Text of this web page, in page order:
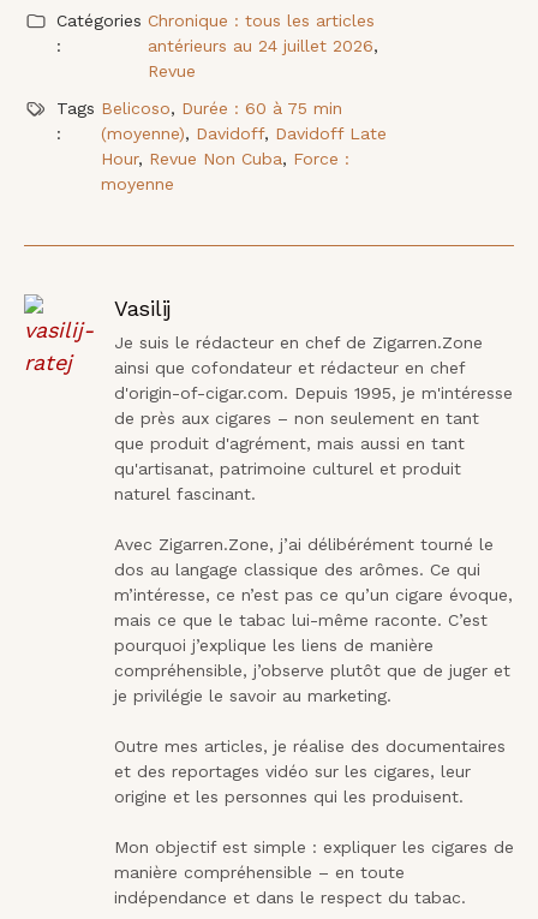
Catégories
:
Chronique : tous les articles
antérieurs au 24 juillet 2026,
Revue
Tags
:
Belicoso, Durée : 60 à 75 min
(moyenne), Davidoff, Davidoff Late
Hour, Revue Non Cuba, Force :
moyenne
Vasilij
Je suis le rédacteur en chef de Zigarren.Zone
ainsi que cofondateur et rédacteur en chef
d'origin-of-cigar.com. Depuis 1995, je m'intéresse
de près aux cigares – non seulement en tant
que produit d'agrément, mais aussi en tant
qu'artisanat, patrimoine culturel et produit
naturel fascinant.
Avec Zigarren.Zone, j’ai délibérément tourné le
dos au langage classique des arômes. Ce qui
m’intéresse, ce n’est pas ce qu’un cigare évoque,
mais ce que le tabac lui-même raconte. C’est
pourquoi j’explique les liens de manière
compréhensible, j’observe plutôt que de juger et
je privilégie le savoir au marketing.
Outre mes articles, je réalise des documentaires
et des reportages vidéo sur les cigares, leur
origine et les personnes qui les produisent.
Mon objectif est simple : expliquer les cigares de
manière compréhensible – en toute
indépendance et dans le respect du tabac.